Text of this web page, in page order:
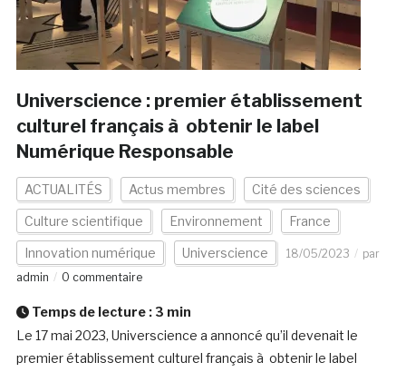
Universcience : premier établissement
culturel français à obtenir le label
Numérique Responsable
ACTUALITÉS Actus membres Cité des sciences
Culture scientifique Environnement France
Innovation numérique Universcience 18/05/2023
par
admin
0 commentaire
Temps de lecture : 3 min
Le 17 mai 2023, Universcience a annoncé qu’il devenait le
premier établissement culturel français à obtenir le label